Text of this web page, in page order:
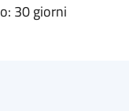
30 giorni